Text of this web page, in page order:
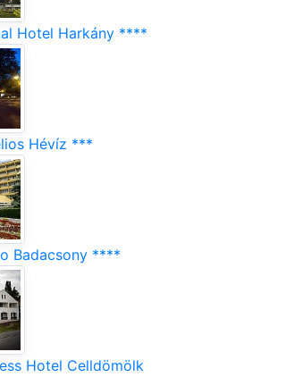
Hotel Harkány ****
Hévíz ***
Badacsony ****
Hotel Celldömölk